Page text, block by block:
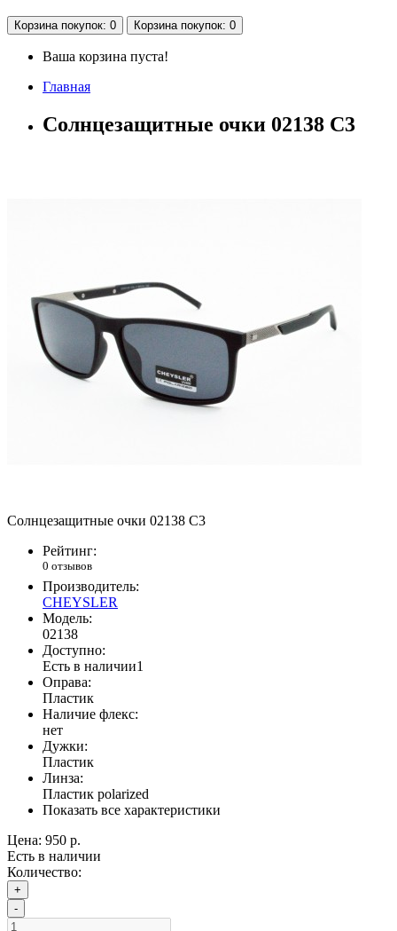
Корзинапокупок: 0 Корзинапокупок: 0
Ваша корзина пуста!
Главная
Солнцезащитные очки 02138 C3
Солнцезащитные очки 02138 C3
Рейтинг:
0 отзывов
Производитель:
CHEYSLER
Модель:
02138
Доступно:
Есть в наличии1
Оправа:
Пластик
Наличие флекс:
нет
Дужки:
Пластик
Линза:
Пластик polarized
Показать все характеристики
Цена: 950 р.
Есть в наличии
Количество:
+
-